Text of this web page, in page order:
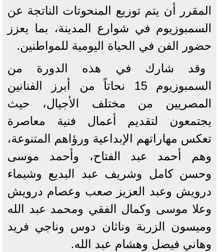
المقرر أن يتم توزيع المنحوتات الناتجة عن
السمبوزيوم في شوارع المدينة، بما يعزز
حضور الفن في الحياة اليومية للمواطنين.
وقد شارك في هذه الدورة من
السمبوزيوم 15 نحاتاً من أبرز الفنانين
المصريين من مختلف الأجيال، حيث
يجتمعون لتقديم أعمال فنية معاصرة
تعكس مهاراتهم الإبداعية ورؤاهم المتنوعة،
وهم أحمد عبد الفتاح، وأحمد موسى
وحسن كامل وشريف عبد البديع وشيماء
درويش وعبد العزيز صعب وعصام درويش
وعلا موسى وكمال الفقي ومحمد عبد الله
وميسون الزربة وناثان دوس وناجي فريد
وهاني فيصل وهشام عبد الله.